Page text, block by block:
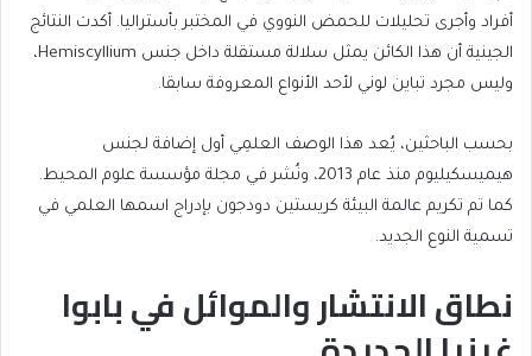
أفراد وأجرى تحليلات للحمض النووي في المختبر بأستراليا. أكدت النتائج
الجينية أن هذا الكائن يمثل سلالة مستقلة داخل جنس Hemiscyllium،
وليس مجرد تباين لوني لأحد الأنواع المعروفة سابقا.
بحسب الباحثين، يُعد هذا الوصف العلمِي أول إضافة لجنس
هيميسكيليوم منذ عام 2013، ونُشر في مجلة مؤسسة علوم المحيط.
كما تم تكريم عالمة البيئة كريستين دودجون بإدراج اسمها العلمي في
تسمية النوع الجديد.
نطاق الانتشار والموائل في بابوا